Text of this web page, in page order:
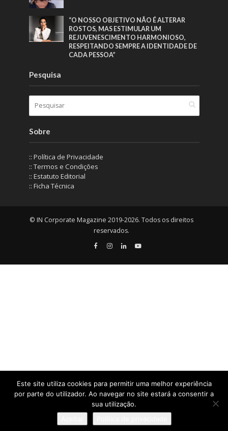
“O NOSSO OBJETIVO NÃO É ALTERAR
ROSTOS, MAS ESTIMULAR UM
REJUVENESCIMENTO HARMONIOSO,
RESPEITANDO SEMPRE A IDENTIDADE DE
CADA PESSOA”
Pesquisa
Sobre
:: Política de Privacidade
:: Termos e Condições
:: Estatuto Editorial
:: Ficha Técnica
© IN Corporate Magazine 2019-2026. Todos os direitos
reservados.
Este site utiliza cookies para permitir uma melhor experiência
por parte do utilizador. Ao navegar no site estará a consentir a
sua utilização.